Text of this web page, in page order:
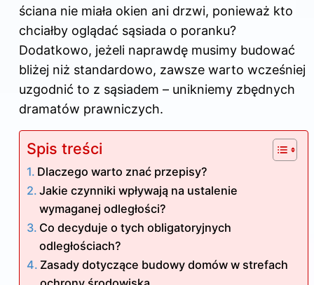
ściana nie miała okien ani drzwi, ponieważ kto
chciałby oglądać sąsiada o poranku?
Dodatkowo, jeżeli naprawdę musimy budować
bliżej niż standardowo, zawsze warto wcześniej
uzgodnić to z sąsiadem – unikniemy zbędnych
dramatów prawniczych.
Spis treści
Dlaczego warto znać przepisy?
Jakie czynniki wpływają na ustalenie
wymaganej odległości?
Co decyduje o tych obligatoryjnych
odległościach?
Zasady dotyczące budowy domów w strefach